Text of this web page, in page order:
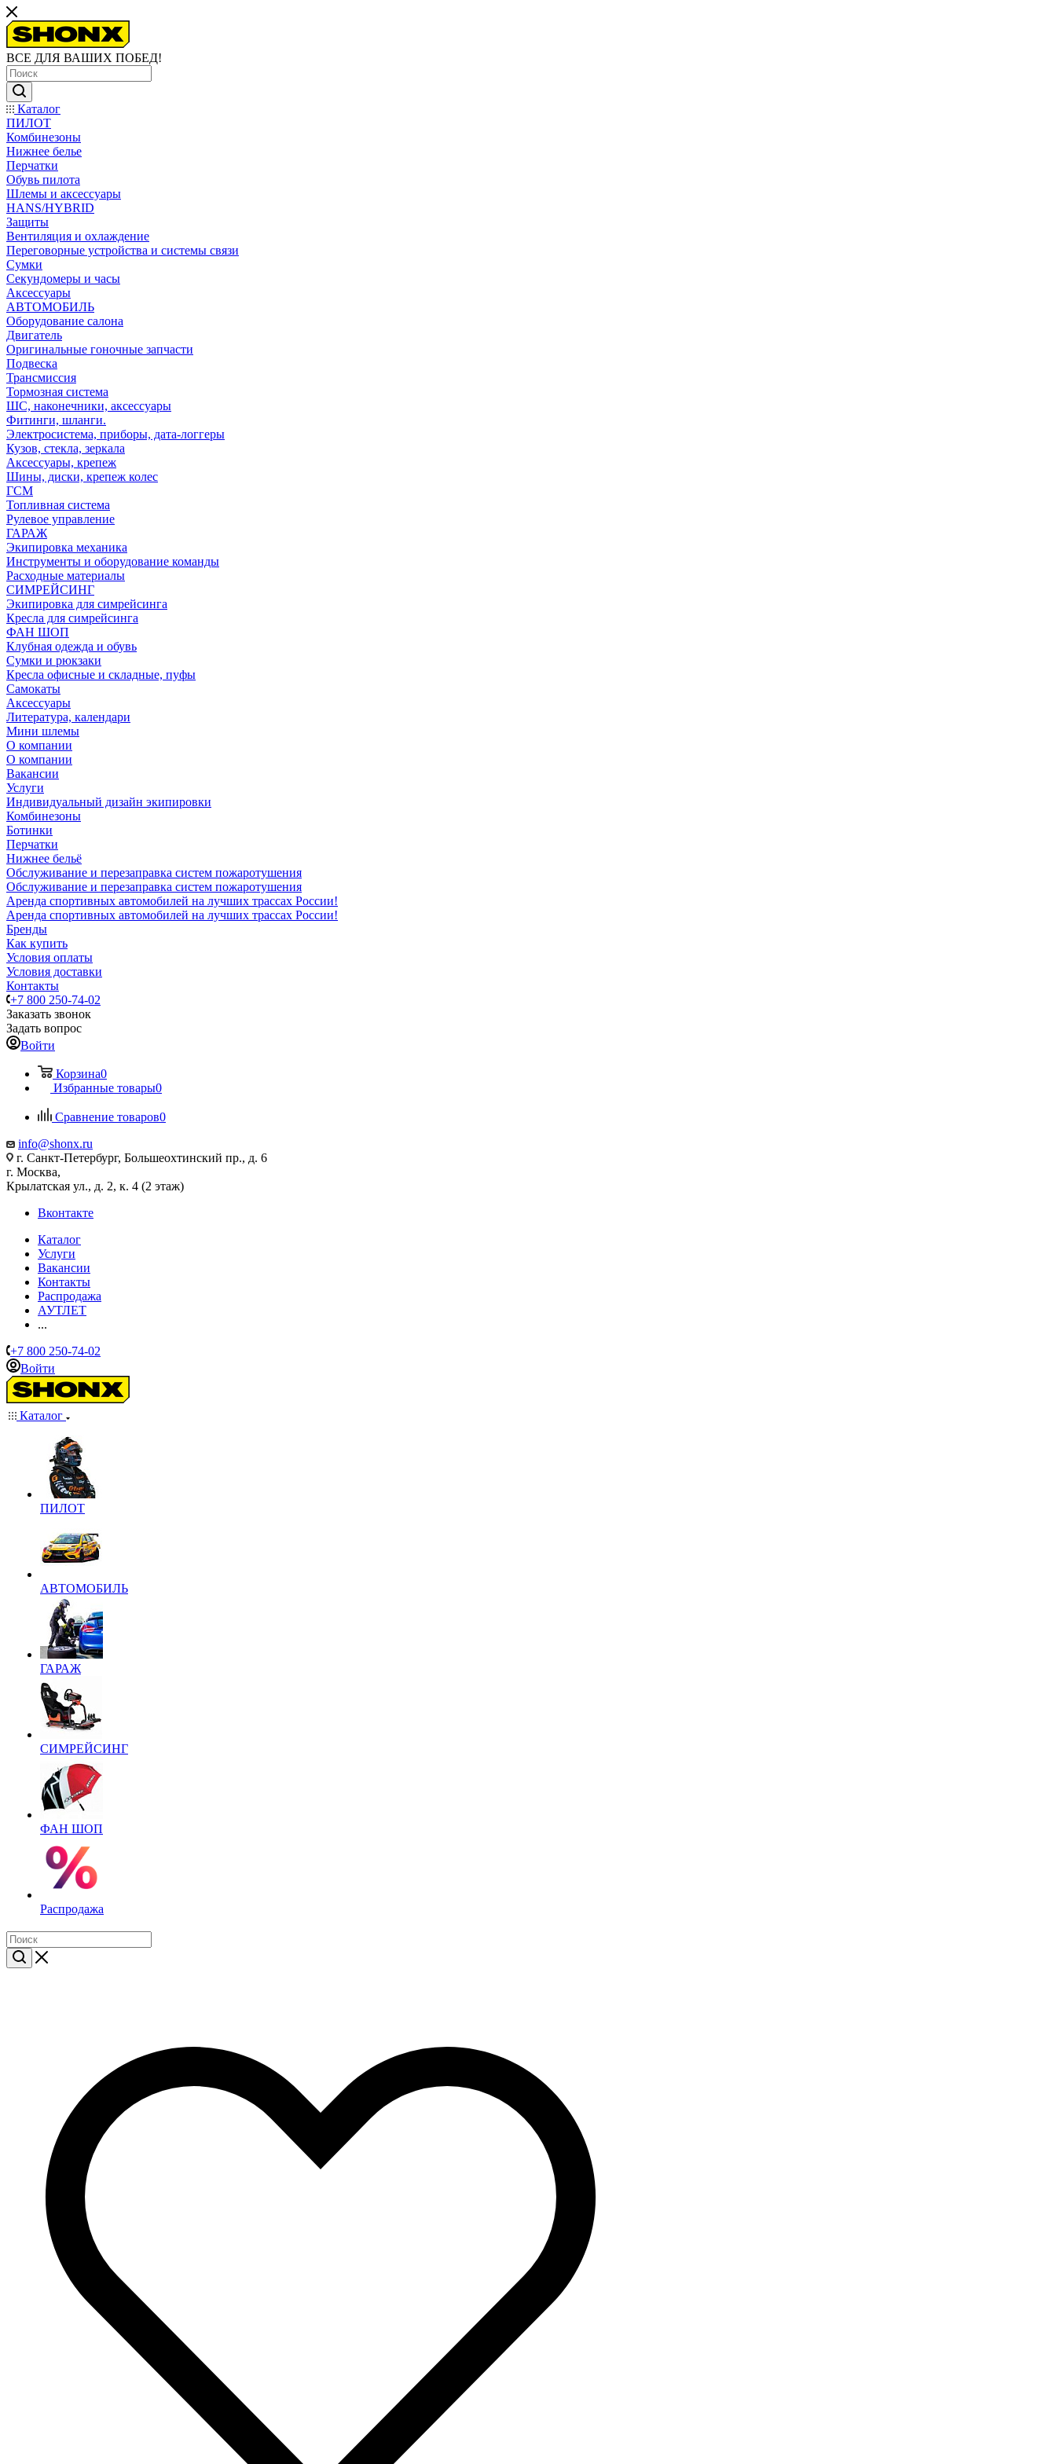
ВСЕ ДЛЯ ВАШИХ ПОБЕД!
Каталог
ПИЛОТ
Комбинезоны
Нижнее белье
Перчатки
Обувь пилота
Шлемы и аксессуары
HANS/HYBRID
Защиты
Вентиляция и охлаждение
Переговорные устройства и системы связи
Сумки
Секундомеры и часы
Аксессуары
АВТОМОБИЛЬ
Оборудование салона
Двигатель
Оригинальные гоночные запчасти
Подвеска
Трансмиссия
Тормозная система
ШС, наконечники, аксессуары
Фитинги, шланги.
Электросистема, приборы, дата-логгеры
Кузов, стекла, зеркала
Аксессуары, крепеж
Шины, диски, крепеж колес
ГСМ
Топливная система
Рулевое управление
ГАРАЖ
Экипировка механика
Инструменты и оборудование команды
Расходные материалы
СИМРЕЙСИНГ
Экипировка для симрейсинга
Кресла для симрейсинга
ФАН ШОП
Клубная одежда и обувь
Сумки и рюкзаки
Кресла офисные и складные, пуфы
Самокаты
Аксессуары
Литература, календари
Мини шлемы
О компании
О компании
Вакансии
Услуги
Индивидуальный дизайн экипировки
Комбинезоны
Ботинки
Перчатки
Нижнее бельё
Обслуживание и перезаправка систем пожаротушения
Обслуживание и перезаправка систем пожаротушения
Аренда спортивных автомобилей на лучших трассах России!
Аренда спортивных автомобилей на лучших трассах России!
Бренды
Как купить
Условия оплаты
Условия доставки
Контакты
+7 800 250-74-02
Заказать звонок
Задать вопрос
Войти
Корзина0
Избранные товары0
Сравнение товаров0
info@shonx.ru
г. Санкт-Петербург, Большеохтинский пр., д. 6
г. Москва,
Крылатская ул., д. 2, к. 4 (2 этаж)
Вконтакте
Каталог
Услуги
Вакансии
Контакты
Распродажа
АУТЛЕТ
...
+7 800 250-74-02
Войти
Каталог
ПИЛОТ
АВТОМОБИЛЬ
ГАРАЖ
СИМРЕЙСИНГ
ФАН ШОП
Распродажа